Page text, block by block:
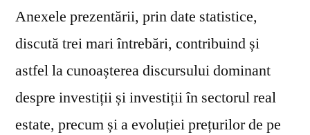
Anexele prezentării, prin date statistice,
discută trei mari întrebări, contribuind și
astfel la cunoașterea discursului dominant
despre investiții și investiții în sectorul real
estate, precum și a evoluției prețurilor de pe